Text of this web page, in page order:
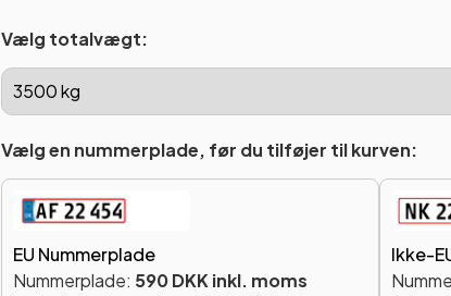
Vælg totalvægt:
Vælg en nummerplade, før du tilføjer til kurven:
EU Nummerplade
Nummerplade: 590 DKK inkl. moms
Ikke-